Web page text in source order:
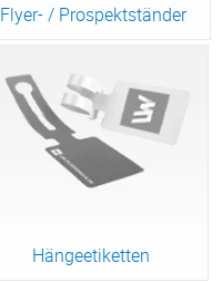
Flyer- / Prospektständer
Hängeetiketten